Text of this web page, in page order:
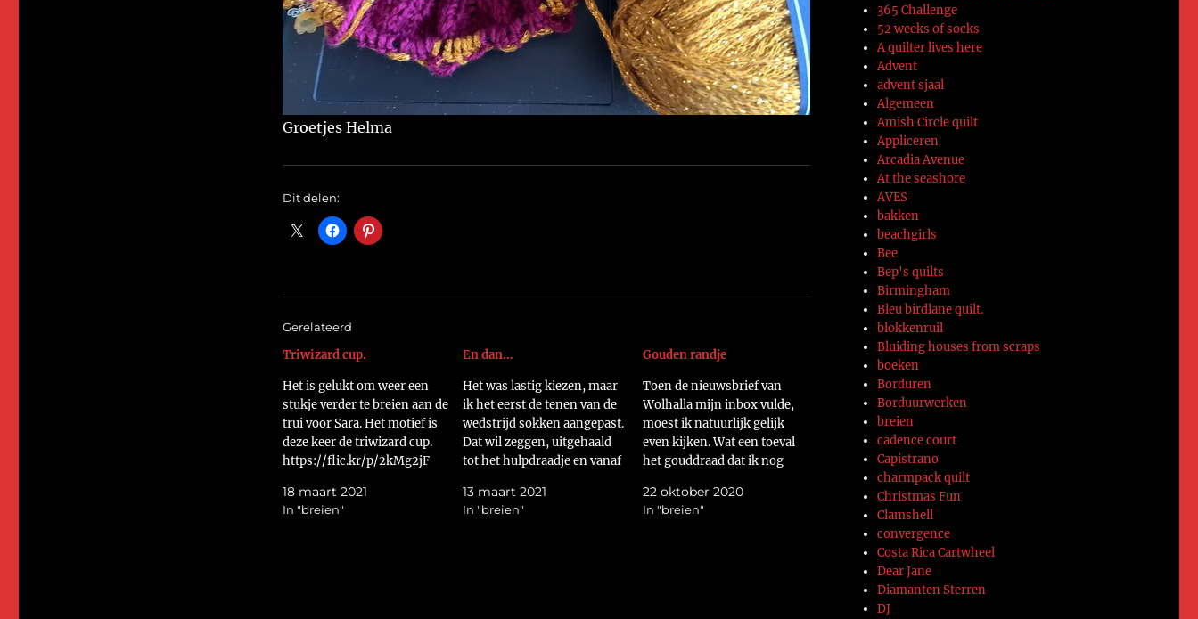
Groetjes Helma
Dit delen:
Gerelateerd
Triwizard cup.
Het is gelukt om weer een
stukje verder te breien aan de
trui voor Sara. Het motief is
deze keer de triwizard cup.
https://flic.kr/p/2kMg2jF
18 maart 2021
In "breien"
En dan…
Het was lastig kiezen, maar
ik het eerst de tenen van de
wedstrijd sokken aangepast.
Dat wil zeggen, uitgehaald
tot het hulpdraadje en vanaf
gebreid.
https://flic.kr/p/2kKxz4r Nu
13 maart 2021
In "breien"
Gouden randje
Toen de nieuwsbrief van
Wolhalla mijn inbox vulde,
moest ik natuurlijk gelijk
even kijken. Wat een toeval
het gouddraad dat ik nog
potter trui was in de
aanbieding.
22 oktober 2020
In "breien"
365 Challenge
52 weeks of socks
A quilter lives here
Advent
advent sjaal
Algemeen
Amish Circle quilt
Appliceren
Arcadia Avenue
At the seashore
AVES
bakken
beachgirls
Bee
Bep's quilts
Birmingham
Bleu birdlane quilt.
blokkenruil
Bluiding houses from scraps
boeken
Borduren
Borduurwerken
breien
cadence court
Capistrano
charmpack quilt
Christmas Fun
Clamshell
convergence
Costa Rica Cartwheel
Dear Jane
Diamanten Sterren
DJ